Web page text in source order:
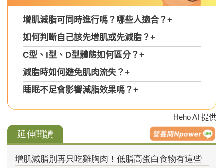
增肌減脂可同時進行嗎？哪些人適合？+
如何判斷自己該先增肌或先減脂？+
C型、I型、D型體態如何區分？+
減脂時如何避免肌肉流失？+
睡眠不足會影響減脂效果嗎？+
Heho AI 提供